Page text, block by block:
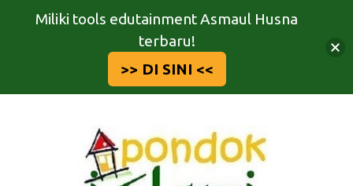
Miliki tools edutainment Asmaul Husna
terbaru!
>> DI SINI <<